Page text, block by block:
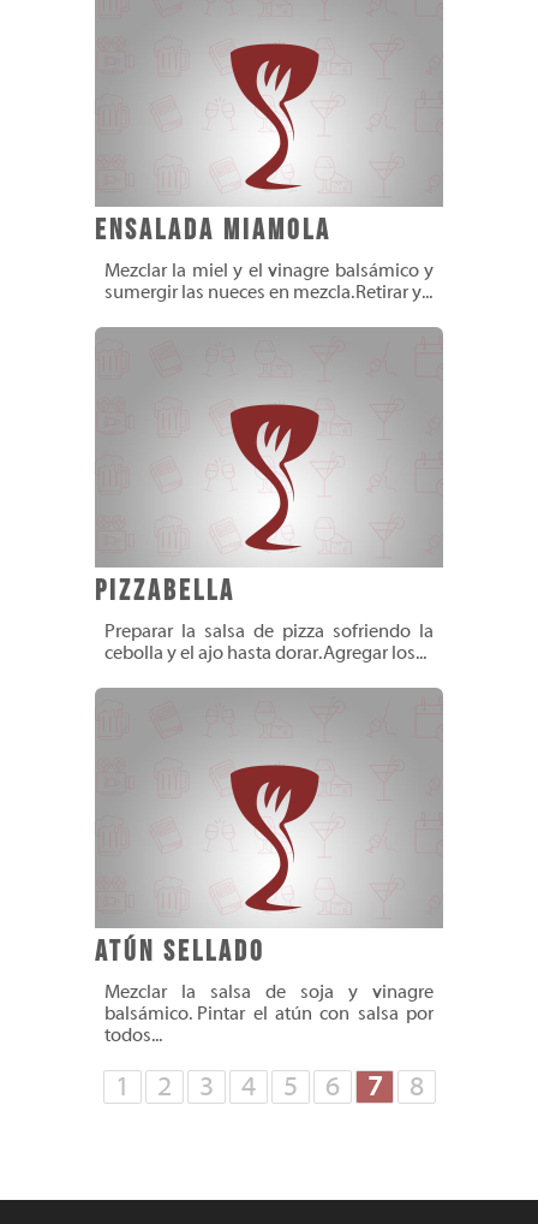
Ensalada Miamola
Mezclar la miel y el vinagre balsámico y
sumergir las nueces en mezcla. Retirar y...
Pizzabella
Preparar la salsa de pizza sofriendo la
cebolla y el ajo hasta dorar. Agregar los...
Atún Sellado
Mezclar la salsa de soja y vinagre
balsámico. Pintar el atún con salsa por
todos...
1 2 3 4 5 6 7 8